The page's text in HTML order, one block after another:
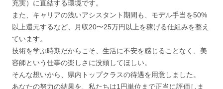
充実）に直結する環境です。
また、キャリアの浅いアシスタント期間も、モデル手当を50%
以上還元するなど、月収20〜25万円以上を稼げる仕組みを整え
ています。
技術を学ぶ時期だからこそ、生活に不安を感じることなく、美
容師という仕事の楽しさに没頭してほしい。
そんな想いから、県内トップクラスの待遇を用意しました。
あなたの努力の結果を、私たちは1円単位まで正当に評価しま